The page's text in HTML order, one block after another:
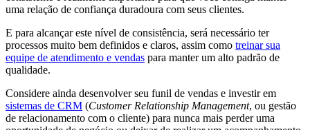
uma relação de confiança duradoura com seus clientes.
E para alcançar este nível de consistência, será necessário ter
processos muito bem definidos e claros, assim como treinar sua
equipe de atendimento e vendas para manter um alto padrão de
qualidade.
Considere ainda desenvolver seu funil de vendas e investir em
sistemas de CRM (Customer Relationship Management, ou gestão
de relacionamento com o cliente) para nunca mais perder uma